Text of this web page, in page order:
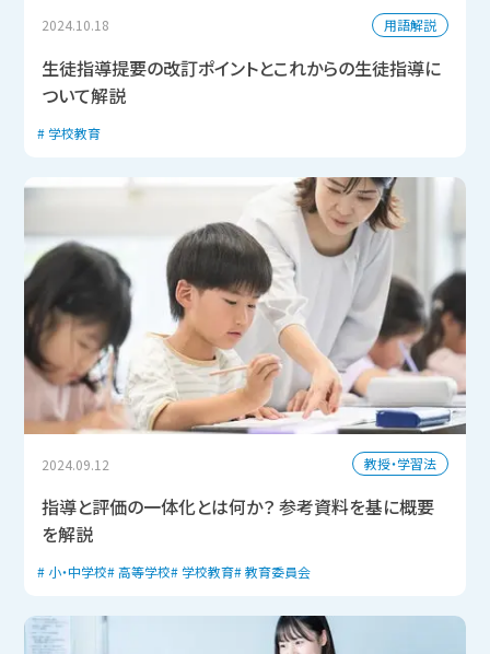
2024.10.18 用語解説
生徒指導提要の改訂ポイントとこれからの生徒指導に
ついて解説
学校教育
2024.09.12 教授・学習法
指導と評価の一体化とは何か？ 参考資料を基に概要
を解説
小・中学校 高等学校 学校教育 教育委員会